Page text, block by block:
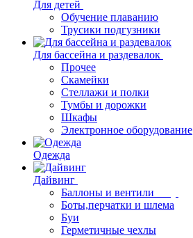
Для детей
Обучение плаванию
Трусики подгузники
Для бассейна и раздевалок
Прочее
Скамейки
Стеллажи и полки
Тумбы и дорожки
Шкафы
Электронное оборудование
Одежда
Дайвинг
Баллоны и вентили
Боты,перчатки и шлема
Буи
Герметичные чехлы